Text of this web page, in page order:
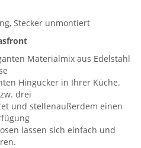
Stecker unmontiert
Materialmix aus Edelstahl
Hingucker in Ihrer Küche.
drei
und stellenaußerdem einen
lassen sich einfach und